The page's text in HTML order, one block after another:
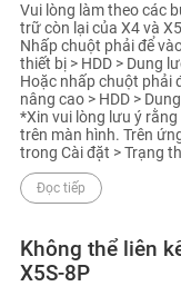
Vui lòng làm theo các
trữ còn lại của X4 và
Nhấp chuột phải để
thiết bị > HDD > Dung
Hoặc nhấp chuột phải
nâng cao > HDD >
*Xin vui lòng lưu ý
trên màn hình. Trên
trong Cài đặt > Trạng
lượng của ổ cứng.
Đọc tiếp
Không thể liên
X5S-8P